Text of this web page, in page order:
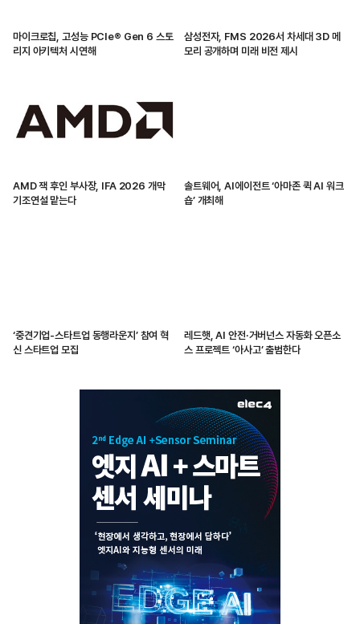
마이크로칩, 고성능 PCIe® Gen 6 스토
리지 아키텍처 시연해
삼성전자, FMS 2026서 차세대 3D 메
모리 공개하며 미래 비전 제시
AMD 잭 후인 부사장, IFA 2026 개막
기조연설 맡는다
솔트웨어, AI에이전트 ‘아마존 퀵 AI 워크
숍’ 개최해
‘중견기업-스타트업 동행라운지’ 참여 혁
신 스타트업 모집
레드햇, AI 안전·거버넌스 자동화 오픈소
스 프로젝트 ‘아사고’ 출범한다